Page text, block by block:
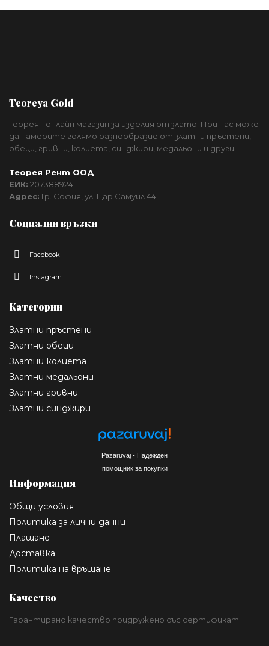
Teoreya Gold
Теорея - онлайн магазин за изделия от злато. При нас може
да намерите голямо разнообразие от златни пръстени,
обеци, гривни, колиета, синджири, медальони и други.
Теорея Рент ООД
ЕИК: 207388924
Адрес: Гр. София, ул. Цар Самуил 44
Социални връзки
Facebook
Instagram
Категории
Златни пръстени
Златни обеци
Златни колиета
Златни медальони
Златни гривни
Златни синджири
Pazaruvaj - Надежден
помощник за покупки
Информация
Общи условия
Политика за лични данни
Плащане
Доставка
Политика на връщане
Качество
Гарантирано качество придружено със сертификат.